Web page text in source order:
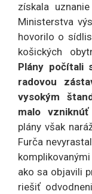
získala
Ministerstva
hovorilo o
košických
Plány počítali
radovou
vysokým
malo
plány však
Furča
ako sa objavili
riešiť